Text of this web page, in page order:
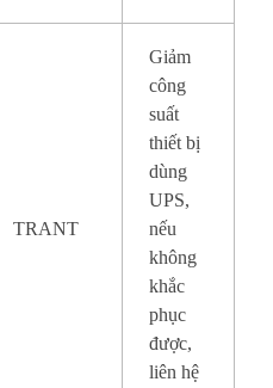
TRANT
Giảm
công
suất
thiết bị
dùng
UPS,
nếu
không
khắc
phục
được,
liên hệ